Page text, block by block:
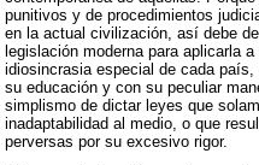
punitivos y de procedimientos
en la actual civilización, así debe
legislación moderna para aplicarla
idiosincrasia especial de cada
su educación y con su peculiar
simplismo de dictar leyes que
inadaptabilidad al medio, o que
perversas por su excesivo rigor.